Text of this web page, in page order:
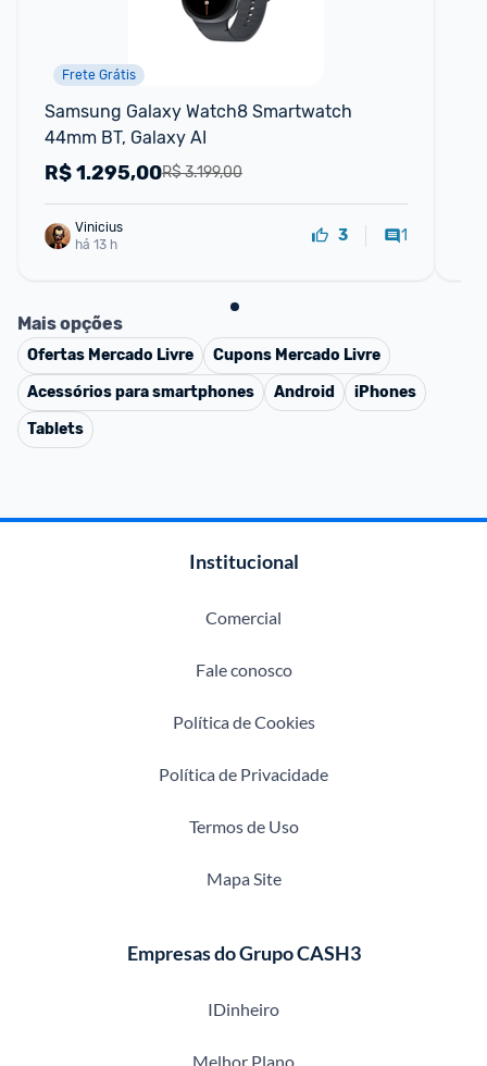
Frete Grátis
Samsung Galaxy Watch8 Smartwatch
44mm BT, Galaxy AI
R$ 3.199,00
R$1.295,00
Vinicius
há 13 h
3 1
Mais opções
Ofertas Mercado Livre Cupons Mercado Livre
Acessórios para smartphones
Android
iPhones
Tablets
Institucional
Comercial
Fale conosco
Política de Cookies
Política de Privacidade
Termos de Uso
Mapa Site
Empresas do Grupo CASH3
IDinheiro
Melhor Plano